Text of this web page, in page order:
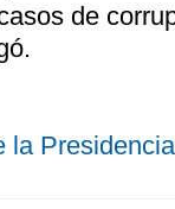
de